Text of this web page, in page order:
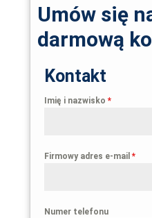
Umów się
darmową
Kontakt
Imię i nazwisko*
Firmowy adres e-mail*
Numer telefonu